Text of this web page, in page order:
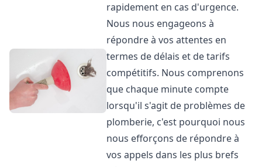
rapidement en cas d'urgence.
Nous nous engageons à
répondre à vos attentes en
termes de délais et de tarifs
compétitifs. Nous comprenons
que chaque minute compte
lorsqu'il s'agit de problèmes de
plomberie, c'est pourquoi nous
nous efforçons de répondre à
vos appels dans les plus brefs